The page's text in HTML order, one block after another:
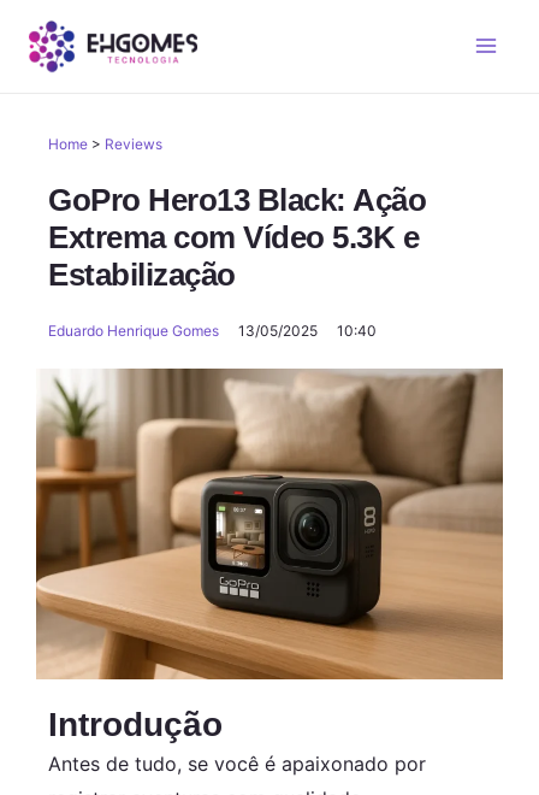
Home > Reviews
GoPro Hero13 Black: Ação
Extrema com Vídeo 5.3K e
Estabilização
Eduardo Henrique Gomes 13/05/2025 10:40
Introdução
Antes de tudo, se você é apaixonado por